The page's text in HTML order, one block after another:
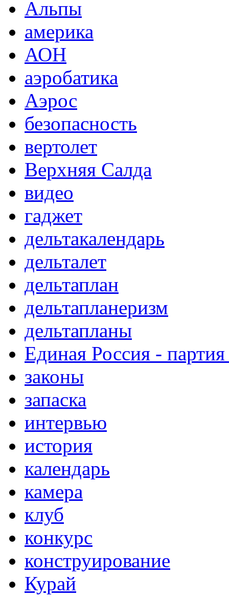
Альпы
америка
АОН
аэробатика
Аэрос
безопасность
вертолет
Верхняя Салда
видео
гаджет
дельтакалендарь
дельталет
дельтаплан
дельтапланеризм
дельтапланы
Единая Россия -
законы
запаска
интервью
история
календарь
камера
клуб
конкурс
конструирование
Курай